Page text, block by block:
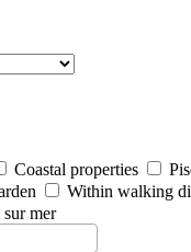
Coastal properties
Within walking
mer